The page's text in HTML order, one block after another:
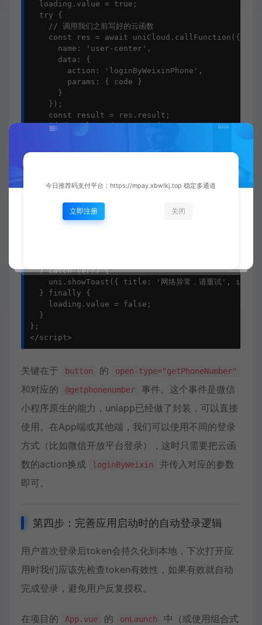
  loading.value = true;
  try {
    // 调用我们之前写好的云函数
    const res = await uniCloud.callFunction({
      name: 'user-center',
      data: {
        action: 'loginByWeixinPhone',
        params: { code }
      }
    });
    const result = res.result;
    if (result.code === 0) {
      // 登录成功，保存token和用户信息
uni.setStorageSync('uni_id_token',
uni.setStorageSync('user_info',
      uni.showToast({ title: '登录成功' });
      setTimeout(() => {
uni.switchTab({ url: '/pages/index/index'
      }, 800);
  } catch (err) {
uni.showToast({ title: '网络异常，请重试',
  } finally {
    loading.value = false;
  }
};
</script>
关键在于 button 的 open-type="getPhoneNumber"
和对应的 @getphonenumber
事件。这个事件是微信
小程序原生的能力，uniapp已经做了封装，可以直接
使用。在App端或其他端，我们可以使用不同的登录
方式（比如微信开放平台登录），这时只需要把云函
数的action换成
loginByWeixin
并传入对应的参数
即可。
第四步：完善应用启动时的自动登录逻辑
用户首次登录后token会持久化到本地，下次打开应
用时我们应该先检查token有效性，如果有效就自动
完成登录，避免用户反复授权。
在项目的 App.vue 的 onLaunch
中（或使用组合式
今日推荐码支付平台：https://mpay.xbwlkj.top 稳定多通道
立即注册 关闭